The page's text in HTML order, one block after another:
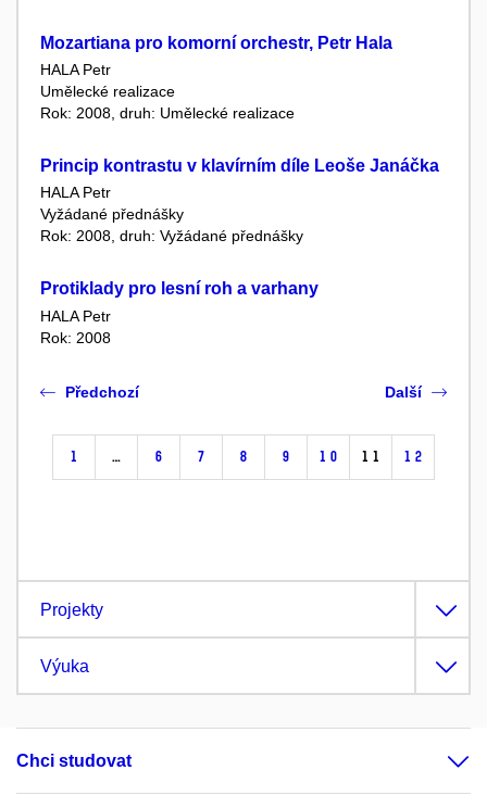
Mozartiana pro komorní orchestr, Petr Hala
HALA Petr
Umělecké realizace
Rok: 2008, druh: Umělecké realizace
Princip kontrastu v klavírním díle Leoše Janáčka
HALA Petr
Vyžádané přednášky
Rok: 2008, druh: Vyžádané přednášky
Protiklady pro lesní roh a varhany
HALA Petr
Rok: 2008
Předchozí
1 … 6 7 8 9 10 11 12
Další
Projekty
Výuka
Chci studovat